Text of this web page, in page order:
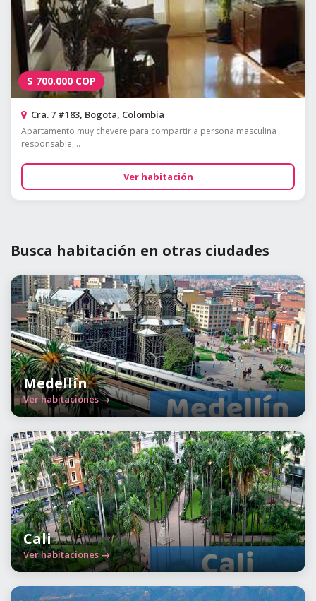
$ 700.000 COP
Cra. 7 #183, Bogota, Colombia
Apartamento muy chevere para compartir a persona masculina
responsable,...
Ver habitación
Busca habitación en otras ciudades
Medellín
Ver habitaciones →
Cali
Ver habitaciones →